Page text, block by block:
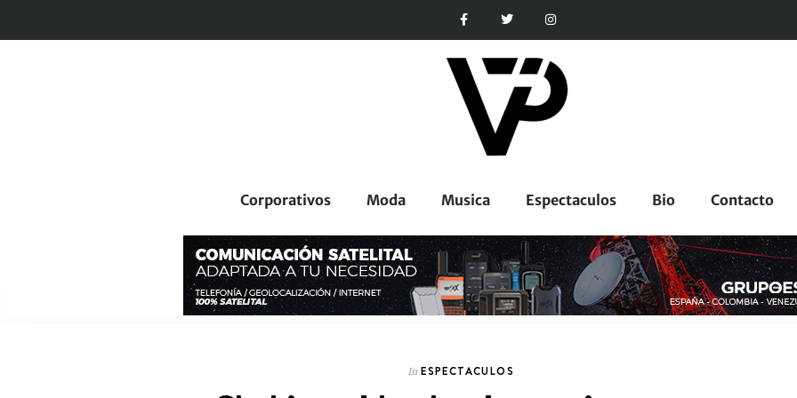
Corporativos Moda Musica Espectaculos Bio Contacto
In ESPECTACULOS
ESPECTACULOS